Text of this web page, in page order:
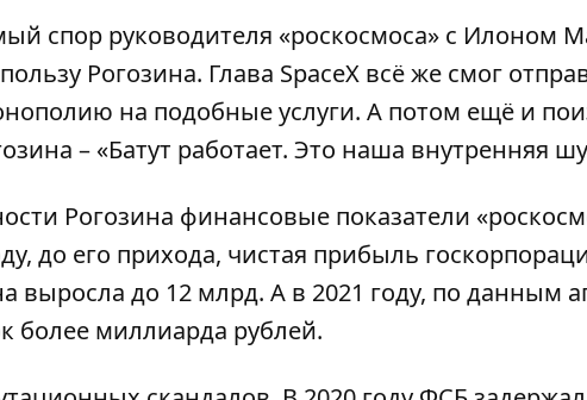
спор руководителя «роскосмоса» с Илоном
Рогозина. Глава SpaceX всё же смог
на подобные услуги. А потом ещё и
– «Батут работает. Это наша внутренняя
Рогозина финансовые показатели
до его прихода, чистая прибыль
выросла до 12 млрд. А в 2021 году, по данным
более миллиарда рублей.